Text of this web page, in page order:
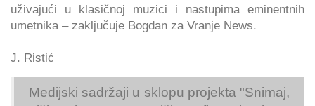
uživajući u klasičnoj muzici i nastupima eminentnih
umetnika – zaključuje Bogdan za Vranje News.
J. Ristić
Medijski sadržaji u sklopu projekta "Snimaj,